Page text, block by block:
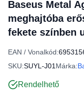
Baseus Metal
meghajtóba
fekete színben
EAN / Vonalkód:
SKU:SUYL-J01 Márka:
Rendelhető